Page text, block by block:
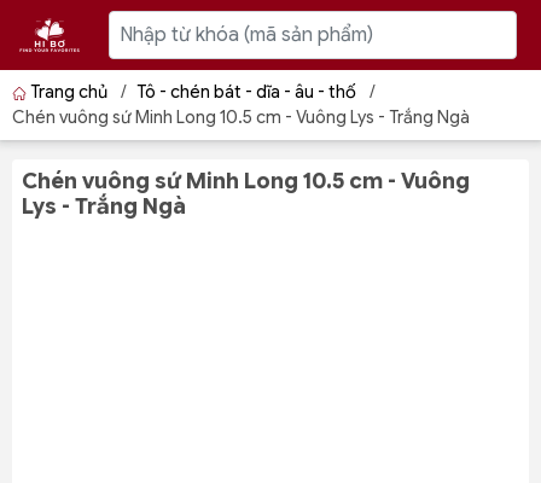
Trang chủ / Tô - chén bát - dĩa - âu - thố
/
Chén vuông sứ Minh Long 10.5 cm - Vuông Lys - Trắng Ngà
Chén vuông sứ Minh Long 10.5 cm - Vuông
Lys - Trắng Ngà